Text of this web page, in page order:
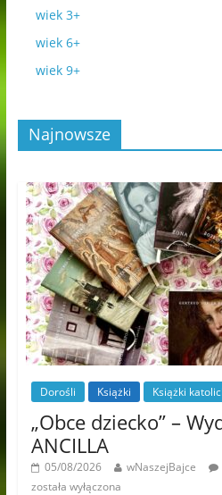
wiek 3+
wiek 6+
wiek 9+
Najnowsze
Dorośli Książki Książki
„Obce dziecko” –
ANCILLA
05/08/2026 wNaszejBajce
została wyłączona